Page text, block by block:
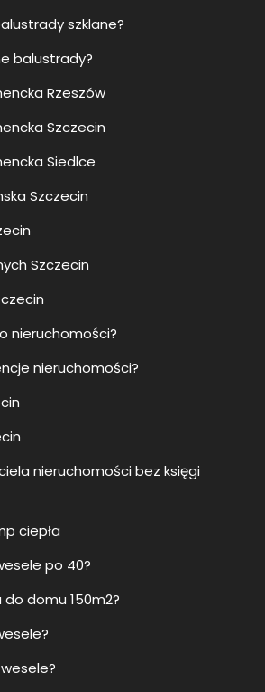
szklane?
balustrady?
Rzeszów
Szczecin
Siedlce
Szczecin
Szczecin
nieruchomości?
nieruchomości?
nieruchomości bez księgi
ciepła
po 40?
domu 150m2?